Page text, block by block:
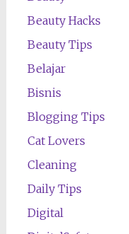
Beauty Hacks
Beauty Tips
Belajar
Bisnis
Blogging Tips
Cat Lovers
Cleaning
Daily Tips
Digital